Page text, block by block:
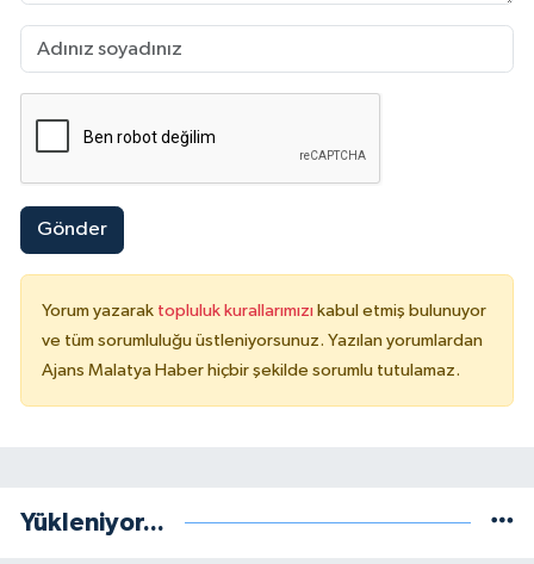
Gönder
Yorum yazarak topluluk kurallarımızı kabul etmiş bulunuyor
ve tüm sorumluluğu üstleniyorsunuz. Yazılan yorumlardan
Ajans Malatya Haber hiçbir şekilde sorumlu tutulamaz.
Yükleniyor...